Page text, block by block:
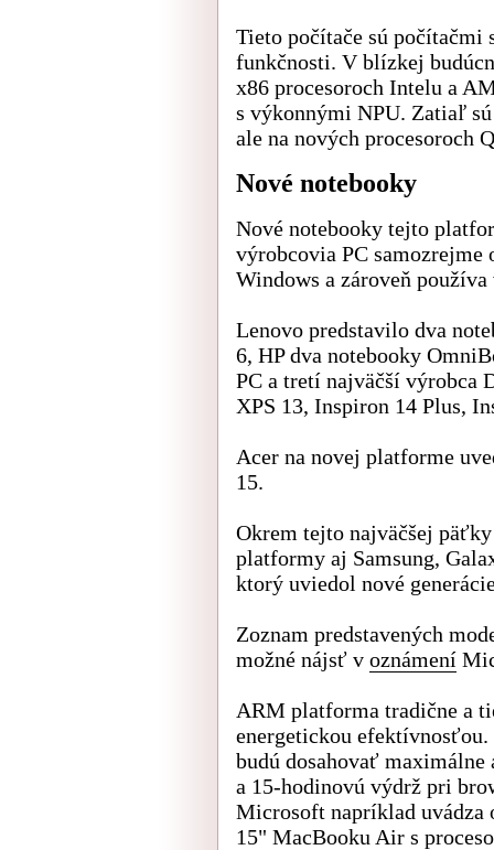
Tieto počítače sú počítačmi
funkčnosti. V blízkej
x86 procesoroch Intelu a
s výkonnými NPU. Zatiaľ
ale na nových procesoroch
Nové notebooky
Nové notebooky tejto
výrobcovia PC samozrejme
Windows a zároveň
Lenovo predstavilo dva
6, HP dva notebooky
PC a tretí najväčší výrobca
XPS 13, Inspiron 14 Plus,
Acer na novej platforme
15.
Okrem tejto najväčšej
platformy aj Samsung,
ktorý uviedol nové
Zoznam predstavených
možné nájsť v oznámení
ARM platforma tradične a
energetickou
budú dosahovať
a 15-hodinovú výdrž pri
Microsoft napríklad
15" MacBooku Air s